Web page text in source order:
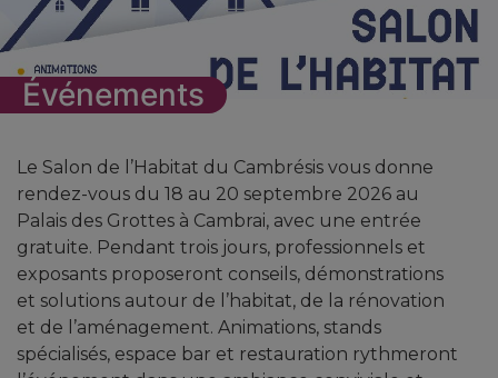
Événements
Le Salon de l’Habitat du Cambrésis vous donne
rendez-vous du 18 au 20 septembre 2026 au
Palais des Grottes à Cambrai, avec une entrée
gratuite. Pendant trois jours, professionnels et
exposants proposeront conseils, démonstrations
et solutions autour de l’habitat, de la rénovation
et de l’aménagement. Animations, stands
spécialisés, espace bar et restauration rythmeront